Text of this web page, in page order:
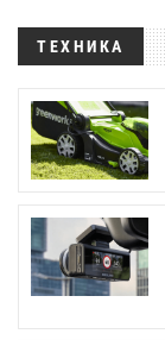
ТЕХНИКА